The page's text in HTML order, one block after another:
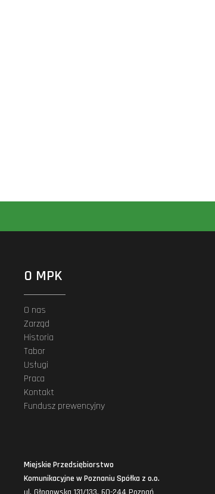
O MPK
O nas
Zarząd
Historia
Tabor
Usługi
Praca
Kontakt
Fundusz prewencyjny
Miejskie Przedsiębiorstwo
Komunikacyjne w Poznaniu Spółka z o.o.